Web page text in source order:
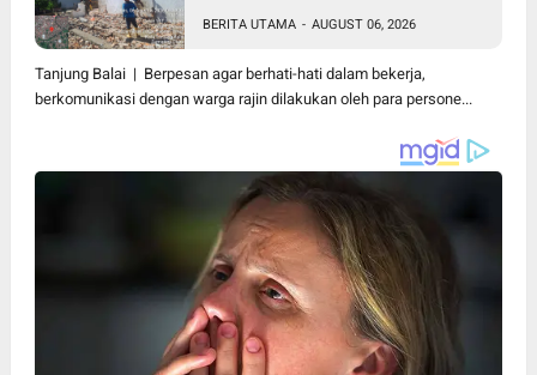
Bangunan
BERITA UTAMA - AUGUST 06, 2026
Tanjung Balai | Berpesan agar berhati-hati dalam bekerja,
berkomunikasi dengan warga rajin dilakukan oleh para persone...